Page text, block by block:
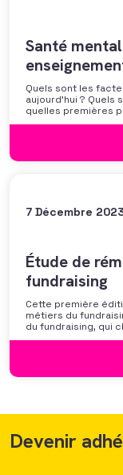
Santé
Quels sont les
aujourd’hui ?
quelles premières
professionnel ?
discussion autour
7 Décembre
Étude de
fundraising
Cette première
métiers du
du fundraising, qui
se positionner. Elle
des politiques
Devenir